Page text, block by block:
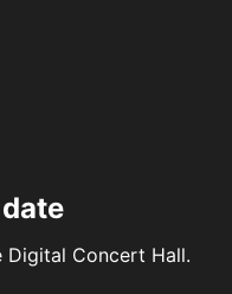
Digital Concert Hall.